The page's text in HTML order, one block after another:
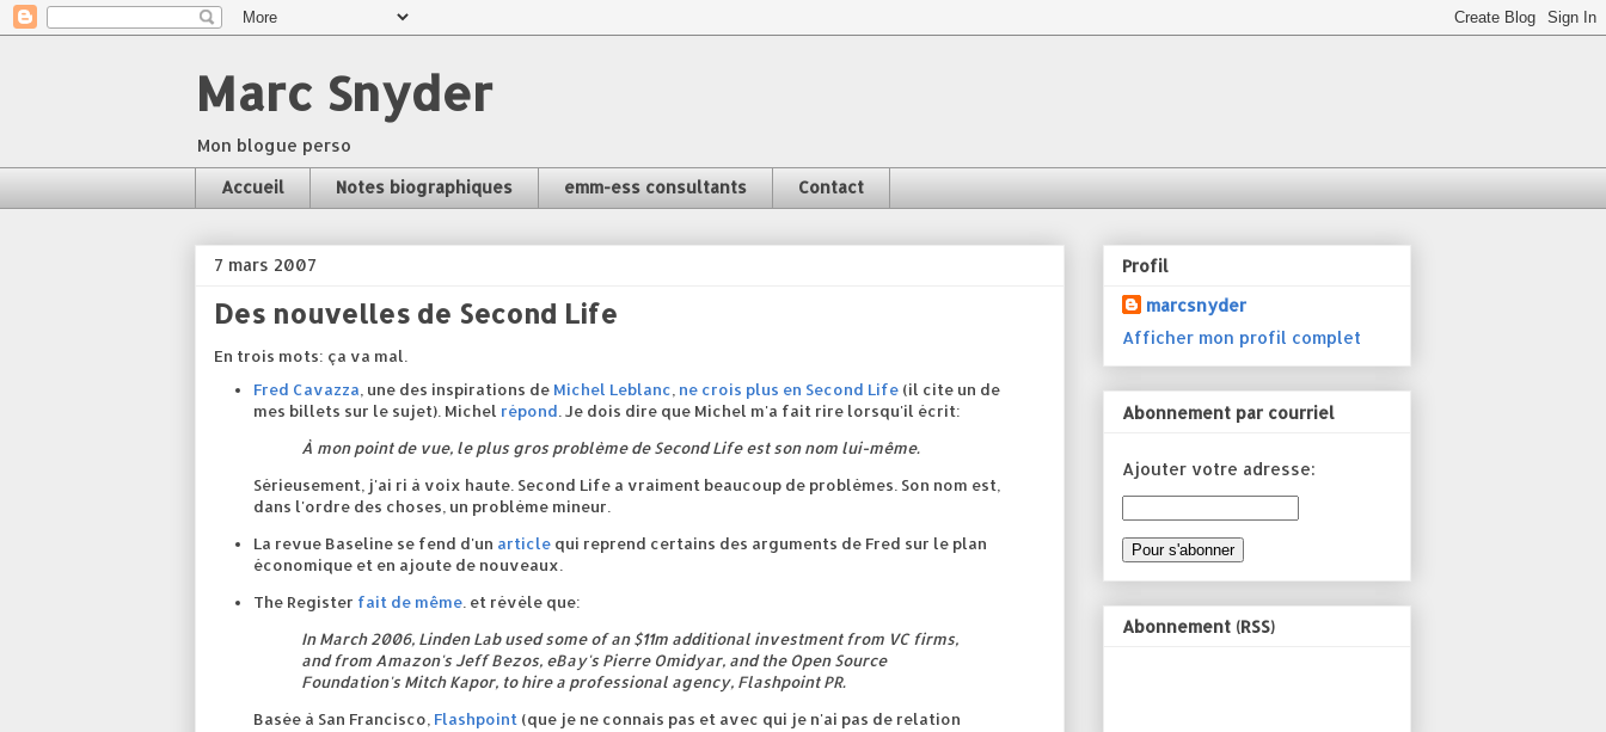
Marc Snyder
Mon blogue perso
Accueil Notes biographiques emm-ess consultants Contact
7 mars 2007
Des nouvelles de Second Life
En trois mots: ça va mal.
Fred Cavazza , une des inspirations de Michel Leblanc ne crois plus en Second Life(il cite un de
mes billets sur le sujet). Michel répond . Je dois dire que Michel m'a fait rire lorsqu'il écrit:
À mon point de vue, le plus gros problème de Second Life est son nom lui-même.
Sérieusement, j'ai ri à voix haute. Second Life a vraiment beaucoup de problèmes. Son nom est,
dans l'ordre des choses, un problème mineur.
La revue Baseline se fend d'un articlequi reprend certains des arguments de Fred sur le plan
économique et en ajoute de nouveaux.
The Register fait de même. et révèle que:
In March 2006, Linden Lab used some of an $11m additional investment from VC firms,
and from Amazon's Jeff Bezos, eBay's Pierre Omidyar, and the Open Source
Foundation's Mitch Kapor, to hire a professional agency, Flashpoint PR.
Basée à San Francisco, Flashpoint (que je ne connais pas et avec qui je n'ai pas de relation
Profil
marcsnyder
Afficher mon profil complet
Abonnement par courriel
Ajouter votre adresse:
Abonnement (RSS)